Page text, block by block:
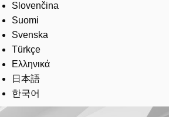
Slovenčina
Suomi
Svenska
Türkçe
Ελληνικά
日本語
한국어